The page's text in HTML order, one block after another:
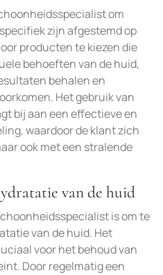
om
zijn afgestemd op
producten te kiezen die
behoeften van de huid,
behalen en
Het gebruik van
bij aan een effectieve en
waardoor de klant zich
ook met een stralende
van de huid
is om te
van de huid. Het
voor het behoud van
Door regelmatig een